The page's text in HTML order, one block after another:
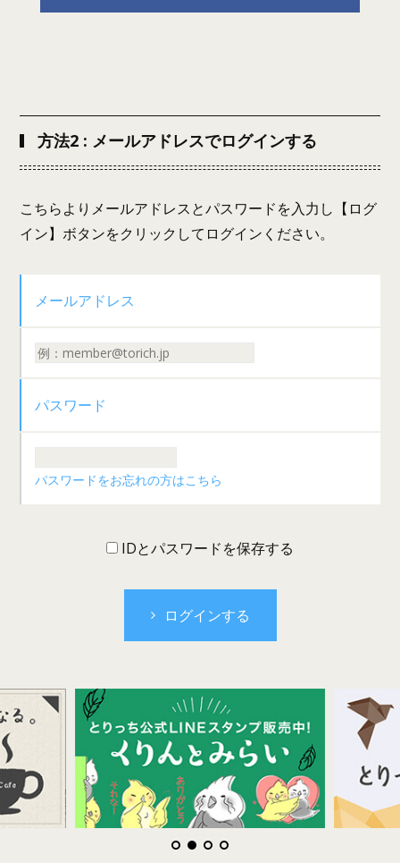
方法2 : メールアドレスでログインする
こちらよりメールアドレスとパスワードを入力し【ログ
イン】ボタンをクリックしてログインください。
メールアドレス
パスワード
パスワードをお忘れの方はこちら
IDとパスワードを保存する
ログインする